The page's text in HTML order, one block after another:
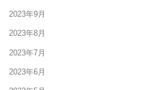
2023年9月
2023年8月
2023年7月
2023年6月